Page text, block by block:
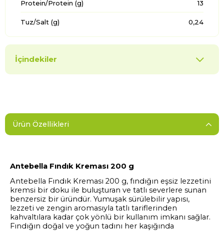
Protein/Protein (g) 13
Tuz/Salt (g) 0,24
İçindekiler
Ürün Özellikleri
Antebella Fındık Kreması 200 g
Antebella Fındık Kreması 200 g, fındığın eşsiz lezzetini
kremsi bir doku ile buluşturan ve tatlı severlere sunan
benzersiz bir üründür. Yumuşak sürülebilir yapısı,
lezzeti ve zengin aromasıyla tatlı tariflerinden
kahvaltılara kadar çok yönlü bir kullanım imkanı sağlar.
Fındığın doğal ve yoğun tadını her kaşığında